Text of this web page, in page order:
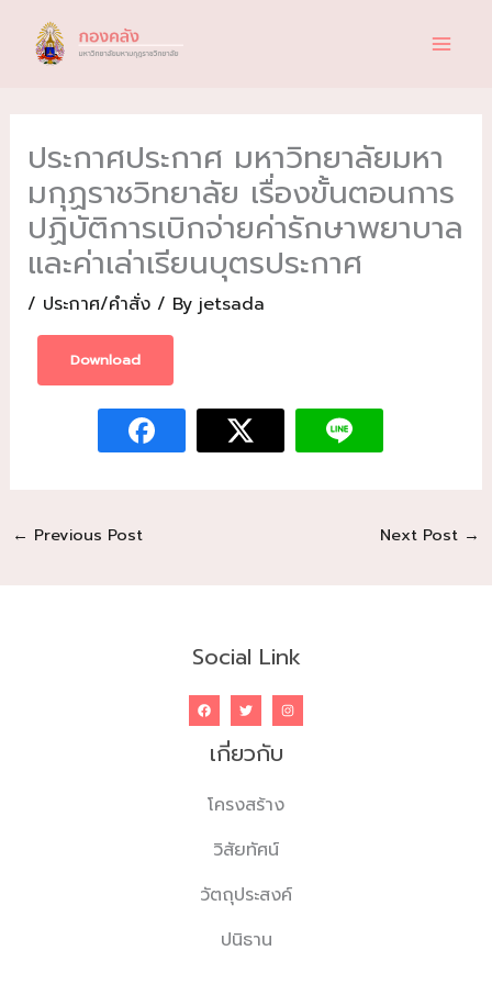
content
ประกาศประกาศ มหาวิทยาลัยมหา
มกุฏราชวิทยาลัย เรื่องขั้นตอนการ
ปฏิบัติการเบิกจ่ายค่ารักษาพยาบาล
และค่าเล่าเรียนบุตรประกาศ
/ ประกาศ/คำสั่ง/ By jetsada
Download
← Previous Post Next Post →
Social Link
เกี่ยวกับ
โครงสร้าง
วิสัยทัศน์
วัตถุประสงค์
ปนิธาน